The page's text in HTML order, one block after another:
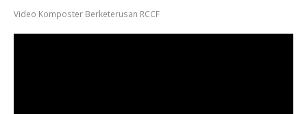
Video Komposter Berketerusan RCCF